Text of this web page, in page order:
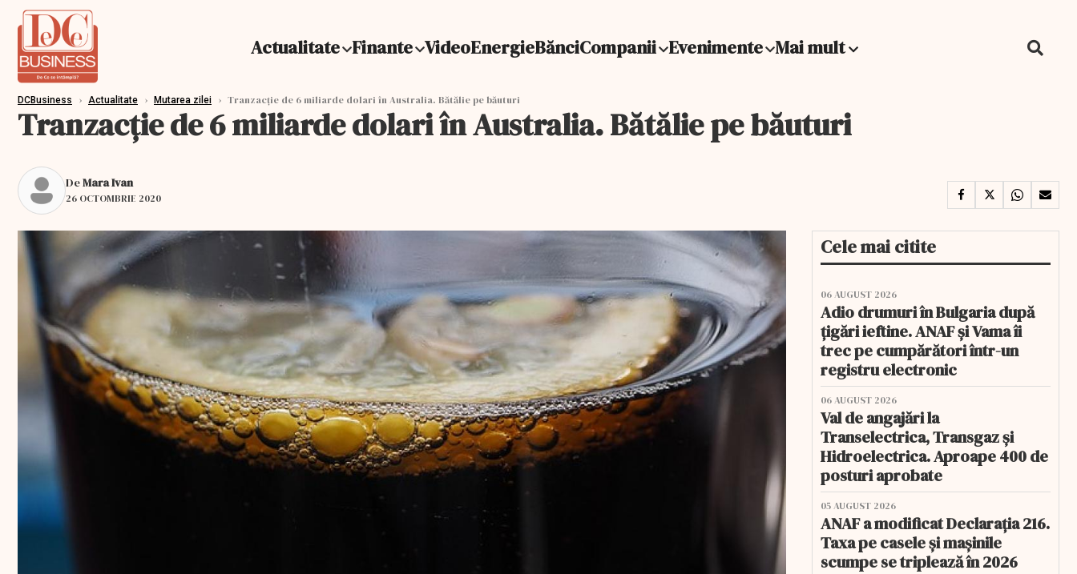
Actualitate Finante VideoEnergieBănciCompanii Evenimente Mai mult
DCBusiness › Actualitate › Mutarea zilei › Tranzacție de 6 miliarde dolari în Australia. Bătălie pe băuturi
Tranzacție de 6 miliarde dolari în Australia. Bătălie pe băuturi
DeMara Ivan
26 OCTOMBRIE 2020
Cele mai citite
06 AUGUST 2026
Adio drumuri în Bulgaria după
țigări ieftine. ANAF și Vama îi
trec pe cumpărători într-un
registru electronic
06 AUGUST 2026
Val de angajări la
Transelectrica, Transgaz și
Hidroelectrica. Aproape 400 de
posturi aprobate
05 AUGUST 2026
ANAF a modificat Declarația 216.
Taxa pe casele și mașinile
scumpe se triplează în 2026